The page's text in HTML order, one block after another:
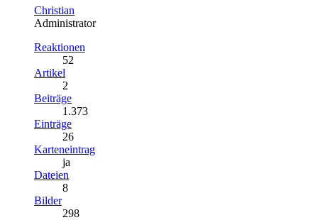
Christian
Administrator
Reaktionen
52
Artikel
2
Beiträge
1.373
Einträge
26
Karteneintrag
ja
Dateien
8
Bilder
298